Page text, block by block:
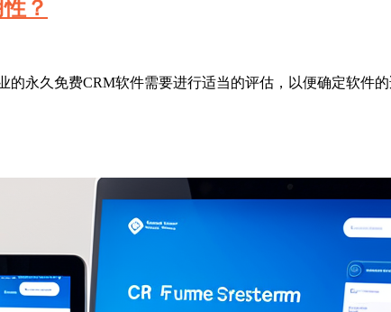
？
的永久免费CRM软件需要进行适当的评估，以便确定软件